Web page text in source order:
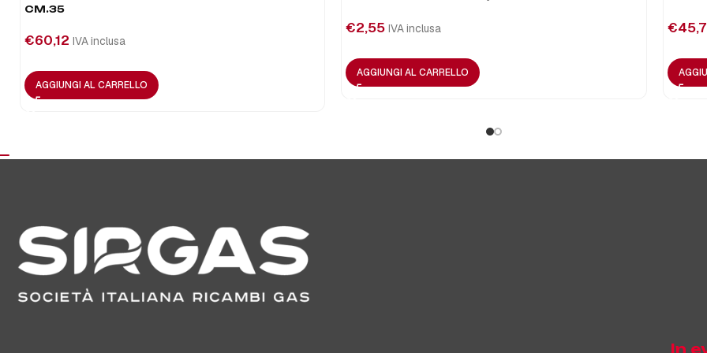
CM.35
€60,12 IVA inclusa
AGGIUNGI AL CARRELLO
€2,55 IVA inclusa
AGGIUNGI AL CARRELLO
€
In